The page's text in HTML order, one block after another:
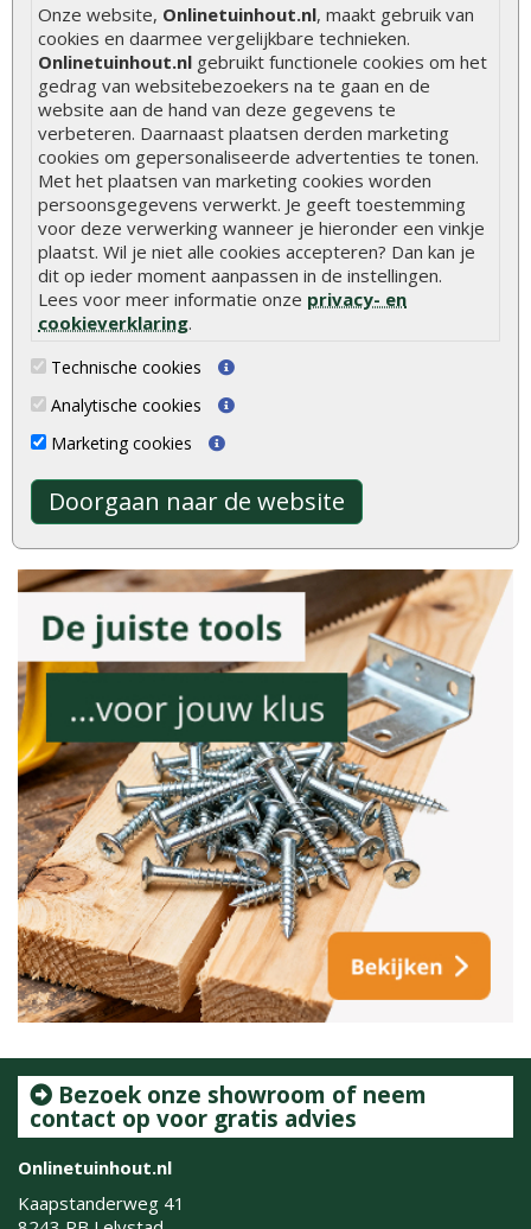
Onze website, Onlinetuinhout.nl, maakt gebruik van
cookies en daarmee vergelijkbare technieken.
Onlinetuinhout.nl gebruikt functionele cookies om het
gedrag van websitebezoekers na te gaan en de
website aan de hand van deze gegevens te
verbeteren. Daarnaast plaatsen derden marketing
cookies om gepersonaliseerde advertenties te tonen.
Met het plaatsen van marketing cookies worden
persoonsgegevens verwerkt. Je geeft toestemming
voor deze verwerking wanneer je hieronder een vinkje
plaatst. Wil je niet alle cookies accepteren? Dan kan je
dit op ieder moment aanpassen in de instellingen.
Lees voor meer informatie onze privacy- en
cookieverklaring.
Technische cookies
Analytische cookies
Marketing cookies
Doorgaan naar de website
Onlinetuinhout.nl
8.9
gebaseerd op
2040
Meer ervaringen opklantervaringen.nl
Bezoek onze showroom of neem
contact op voor gratis advies
Onlinetuinhout.nl
Kaapstanderweg 41